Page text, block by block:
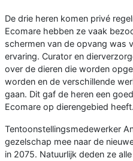
De drie heren komen privé
Ecomare hebben ze vaak
schermen van de opvang was
ervaring. Curator en
over de dieren die worden
worden en de verschillende
gaan. Dit gaf de heren een
Ecomare op dierengebied heeft.
Tentoonstellingsmedewerker
gezelschap mee naar de
in 2075. Natuurlijk deden ze